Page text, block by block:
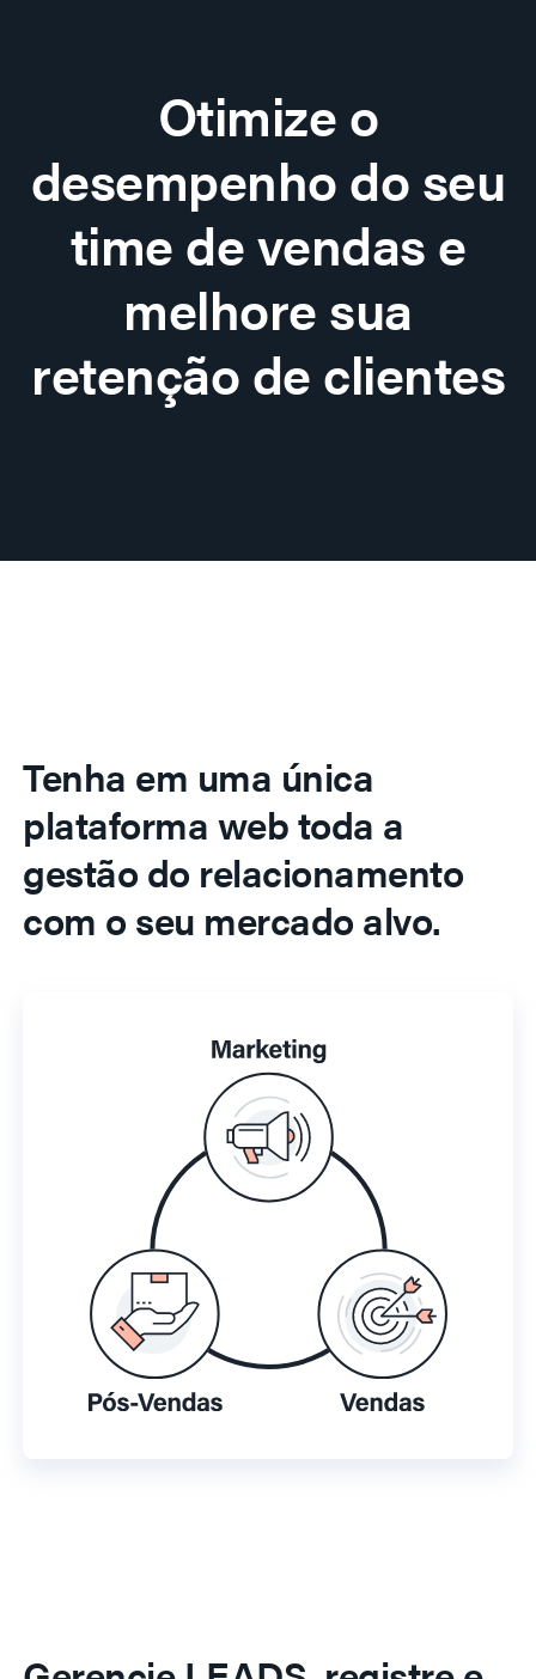
Otimize o
desempenho do seu
time de vendas e
melhore sua
retenção de clientes
Tenha em uma única
plataforma web toda a
gestão do relacionamento
com o seu mercado alvo.